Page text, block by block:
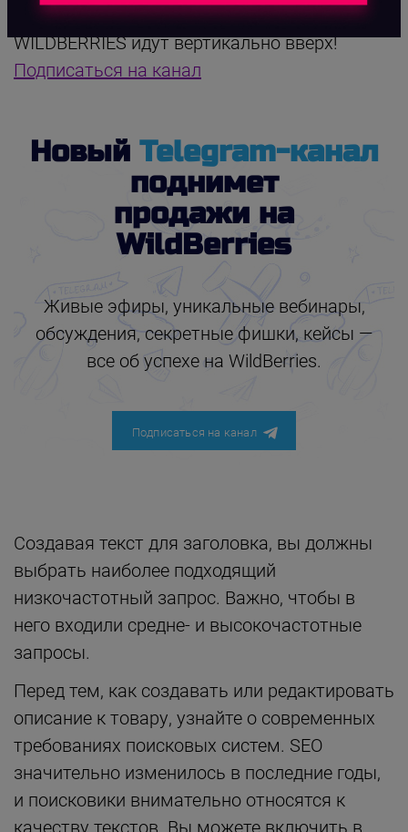
Рекомендую! У участников продажи на
WILDBERRIES идут вертикально вверх!
Подписаться на канал
Новый Telegram-канал
поднимет
продажи на
WildBerries
Живые эфиры, уникальные вебинары,
обсуждения, секретные фишки, кейсы —
все об успехе на WildBerries.
Подписаться на канал
Создавая текст для заголовка, вы должны
выбрать наиболее подходящий
низкочастотный запрос. Важно, чтобы в
него входили средне- и высокочастотные
запросы.
Перед тем, как создавать или редактировать
описание к товару, узнайте о современных
требованиях поисковых систем. SEO
значительно изменилось в последние годы,
и поисковики внимательно относятся к
качеству текстов. Вы можете включить в